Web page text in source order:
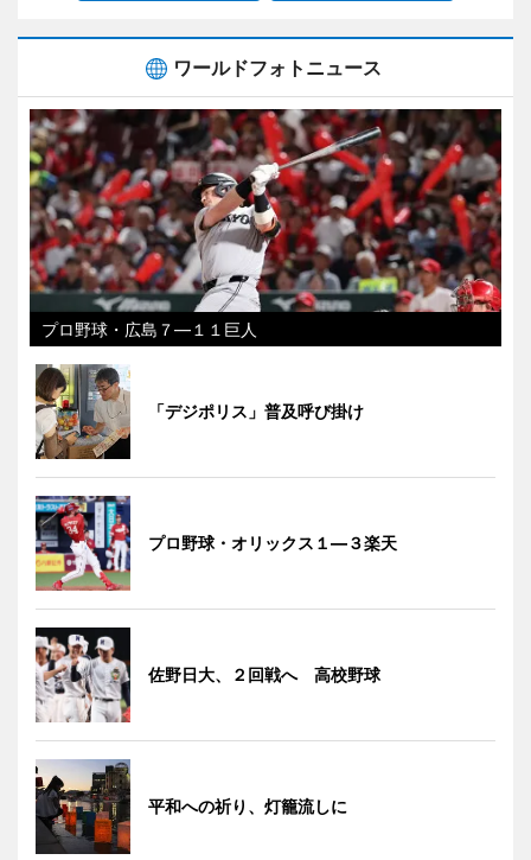
ワールドフォトニュース
プロ野球・広島７―１１巨人
「デジポリス」普及呼び掛け
プロ野球・オリックス１―３楽天
佐野日大、２回戦へ 高校野球
平和への祈り、灯籠流しに